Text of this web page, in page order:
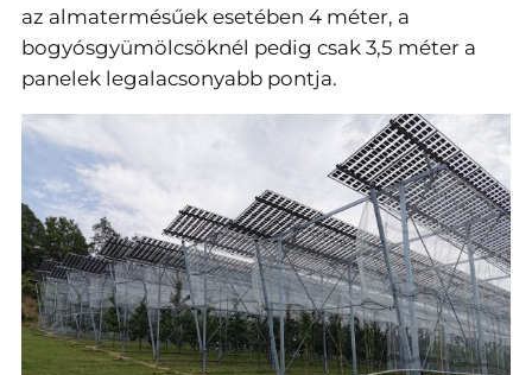
az almatermésűek esetében 4 méter, a
bogyósgyümölcsöknél pedig csak 3,5 méter a
panelek legalacsonyabb pontja.